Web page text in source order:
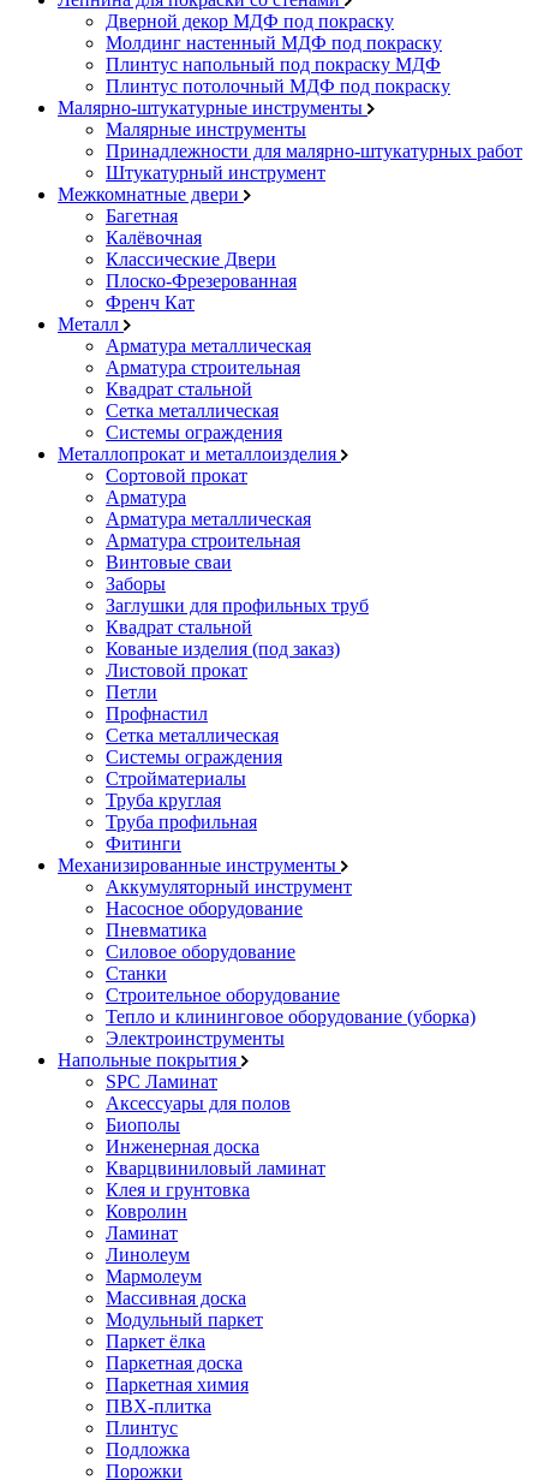
Дверной декор МДФ под покраску
Молдинг настенный МДФ под покраску
Плинтус напольный под покраску МДФ
Плинтус потолочный МДФ под покраску
Малярно-штукатурные инструменты
Малярные инструменты
Принадлежности для малярно-штукатурных работ
Штукатурный инструмент
Межкомнатные двери
Багетная
Калёвочная
Классические Двери
Плоско-Фрезерованная
Френч Кат
Металл
Арматура металлическая
Арматура строительная
Квадрат стальной
Сетка металлическая
Системы ограждения
Металлопрокат и металлоизделия
Cортовой прокат
Арматура
Арматура металлическая
Арматура строительная
Винтовые сваи
Заборы
Заглушки для профильных труб
Квадрат стальной
Кованые изделия (под заказ)
Листовой прокат
Петли
Профнастил
Сетка металлическая
Системы ограждения
Стройматериалы
Труба круглая
Труба профильная
Фитинги
Механизированные инструменты
Аккумуляторный инструмент
Насосное оборудование
Пневматика
Силовое оборудование
Станки
Строительное оборудование
Тепло и клининговое оборудование (уборка)
Электроинструменты
Напольные покрытия
SPC Ламинат
Аксессуары для полов
Биополы
Инженерная доска
Кварцвиниловый ламинат
Клея и грунтовка
Ковролин
Ламинат
Линолеум
Мармолеум
Массивная доска
Модульный паркет
Паркет ёлка
Паркетная доска
Паркетная химия
ПВХ-плитка
Плинтус
Подложка
Порожки